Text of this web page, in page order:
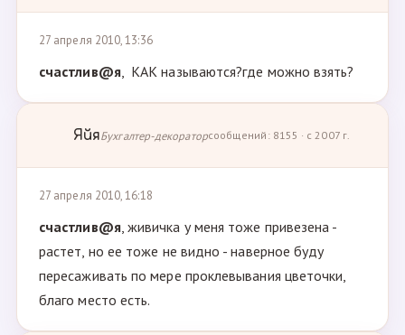
27 апреля 2010, 13:36
счастлив@я, КАК называются?где можно взять?
ЯйяБухгалтер-декораторсообщений: 8155 · с 2007 г.
27 апреля 2010, 16:18
счастлив@я, живичка у меня тоже привезена -
растет, но ее тоже не видно - наверное буду
пересаживать по мере проклевывания цветочки,
благо место есть.